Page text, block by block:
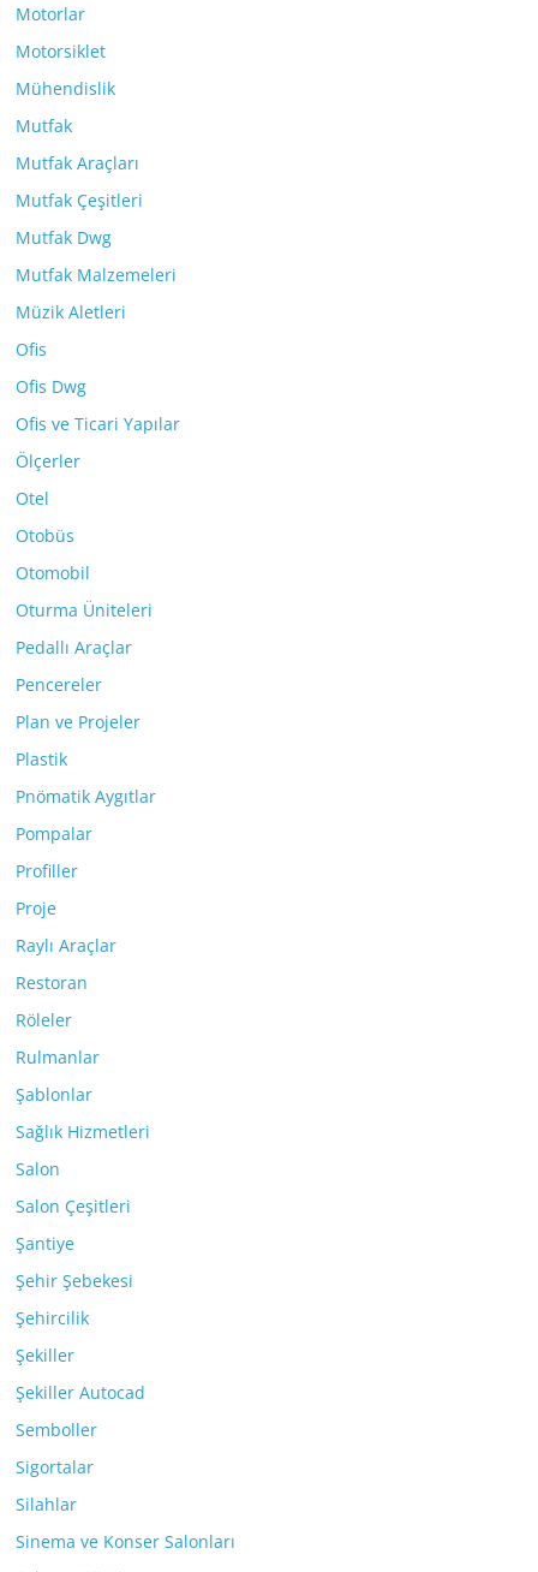
Motorlar
Motorsiklet
Mühendislik
Mutfak
Mutfak Araçları
Mutfak Çeşitleri
Mutfak Dwg
Mutfak Malzemeleri
Müzik Aletleri
Ofis
Ofis Dwg
Ofis ve Ticari Yapılar
Ölçerler
Otel
Otobüs
Otomobil
Oturma Üniteleri
Pedallı Araçlar
Pencereler
Plan ve Projeler
Plastik
Pnömatik Aygıtlar
Pompalar
Profiller
Proje
Raylı Araçlar
Restoran
Röleler
Rulmanlar
Şablonlar
Sağlık Hizmetleri
Salon
Salon Çeşitleri
Şantiye
Şehir Şebekesi
Şehircilik
Şekiller
Şekiller Autocad
Semboller
Sigortalar
Silahlar
Sinema ve Konser Salonları